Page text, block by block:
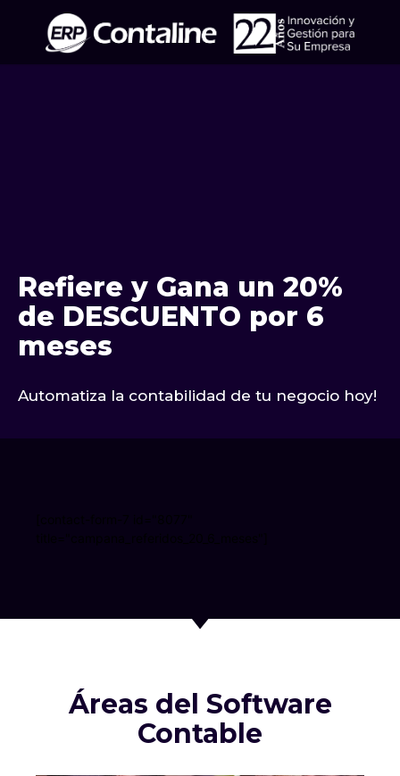
Refiere y Gana un 20%
de DESCUENTO por 6
meses
Automatiza la contabilidad de tu negocio hoy!
Áreas del Software
Contable